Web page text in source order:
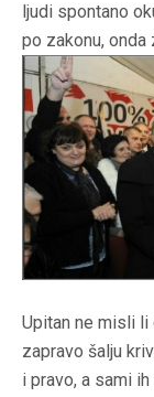
ljudi spontano
po zakonu, onda
Upitan ne misli
zapravo šalju
i pravo, a sami